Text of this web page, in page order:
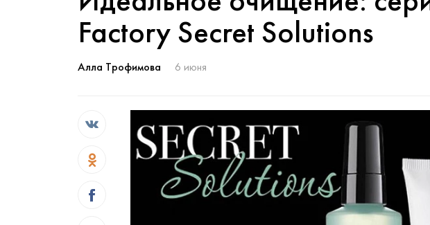
Factory Secret Solutions
Алла Трофимова 6 июня